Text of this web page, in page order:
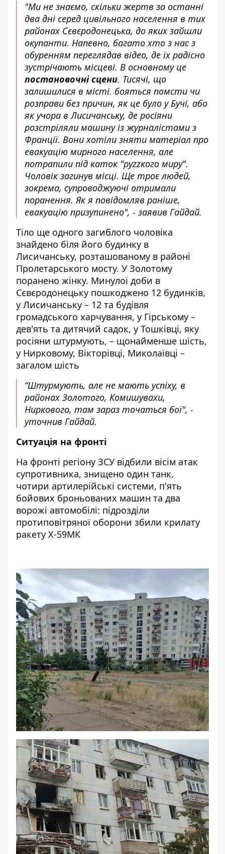
"Ми не знаємо, скільки жертв за останні
два дні серед цивільного населення в тих
районах Сєвєродонецька, до яких зайшли
окупанти. Напевно, багато хто з нас з
обуренням переглядав відео, де їх радісно
зустрічають місцеві. В основному це
постановочні сцени. Тисячі, що
залишилися в місті. бояться помсти чи
розправи без причин, як це було у Бучі, або
як учора в Лисичанську, де росіяни
розстріляли машину із журналістами з
Франції. Вони хотіли зняти матеріал про
евакуацію мирного населення, але
потрапили під каток "руzzкого миру".
Чоловік загинув місці. Ще троє людей,
зокрема, супроводжуючі отримали
поранення. Як я повідомляв раніше,
евакуацію призупинено", - заявив Гайдай.
Тіло ще одного загиблого чоловіка
знайдено біля його будинку в
Лисичанську, розташованому в районі
Пролетарського мосту. У Золотому
поранено жінку. Минулої доби в
Сєвєродонецьку пошкоджено 12 будинків,
у Лисичанську – 12 та будівля
громадського харчування, у Гірському –
дев'ять та дитячий садок, у Тошківці, яку
росіяни штурмують, – щонайменше шість,
у Нирковому, Вікторівці, Миколаївці –
загалом шість
“Штурмують, але не мають успіху, в
районах Золотого, Комишувахи,
Ниркового, там зараз точаться бої", -
уточнив Гайдай.
Ситуація на фронті
На фронті регіону ЗСУ відбили вісім атак
супротивника, знищено один танк,
чотири артилерійські системи, п'ять
бойових броньованих машин та два
ворожі автомобілі: підрозділи
протиповітряної оборони збили крилату
ракету Х-59МК